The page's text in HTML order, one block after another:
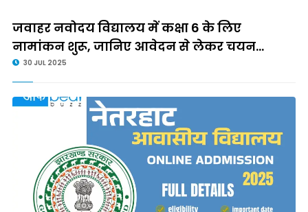
जवाहर नवोदय विद्यालय में कक्षा 6 के लिए
नामांकन शुरू, जानिए आवेदन से लेकर चयन...
30 JUL 2025